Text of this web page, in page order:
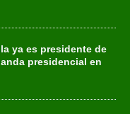
ya es presidente de
presidencial en